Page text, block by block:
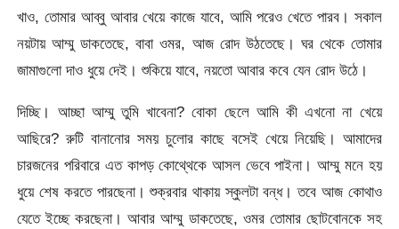
খাও, তোমার আব্বু আবার খেয়ে কাজে যাবে, আমি পরেও খেতে পারব। সকাল
নয়টায় আম্মু ডাকতেছে, বাবা ওমর, আজ রোদ উঠতেছে। ঘর থেকে তোমার
জামাগুলো দাও ধুয়ে দেই। শুকিয়ে যাবে, নয়তো আবার কবে যেন রোদ উঠে।
দিচ্ছি। আচ্ছা আম্মু তুমি খাবেনা? বোকা ছেলে আমি কী এখনো না খেয়ে
আছিরে? রুটি বানানোর সময় চুলোর কাছে বসেই খেয়ে নিয়েছি। আমাদের
চারজনের পরিবারে এত কাপড় কোথ্থেকে আসল ভেবে পাইনা। আম্মু মনে হয়
ধুয়ে শেষ করতে পারছেনা। শুক্রবার থাকায় স্কুলটা বন্ধ। তবে আজ কোথাও
যেতে ইচ্ছে করছেনা। আবার আম্মু ডাকতেছে, ওমর তোমার ছোটবোনকে সহ